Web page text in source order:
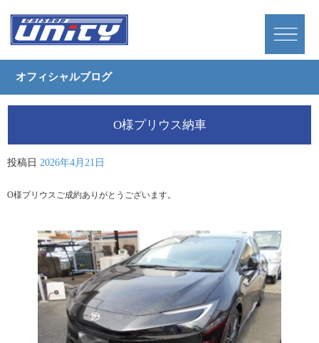
オフィシャルブログ
O様プリウス納車
投稿日 2026年4月21日
O様プリウスご成約ありがとうございます。